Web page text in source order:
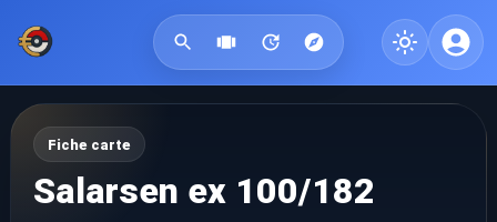
Fiche carte
Salarsen ex 100/182